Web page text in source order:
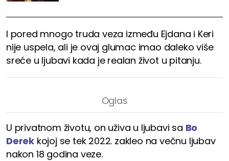
I pored mnogo truda veza između Ejdana i Keri
nije uspela, ali je ovaj glumac imao daleko više
sreće u ljubavi kada je realan život u pitanju.
U privatnom životu, on uživa u ljubavi sa Bo
Derek kojoj se tek 2022. zakleo na večnu ljubav
nakon 18 godina veze.